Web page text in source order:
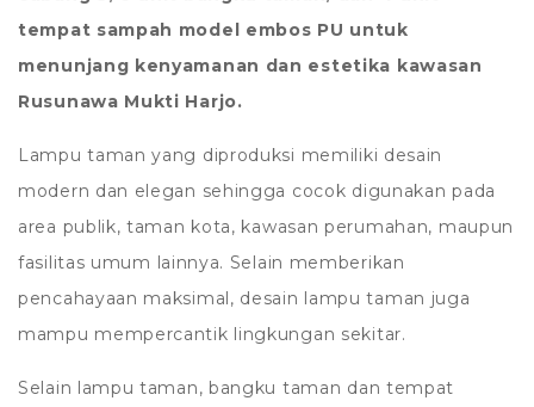
tempat sampah model embos PU untuk
menunjang kenyamanan dan estetika kawasan
Rusunawa Mukti Harjo.
Lampu taman yang diproduksi memiliki desain
modern dan elegan sehingga cocok digunakan pada
area publik, taman kota, kawasan perumahan, maupun
fasilitas umum lainnya. Selain memberikan
pencahayaan maksimal, desain lampu taman juga
mampu mempercantik lingkungan sekitar.
Selain lampu taman, bangku taman dan tempat